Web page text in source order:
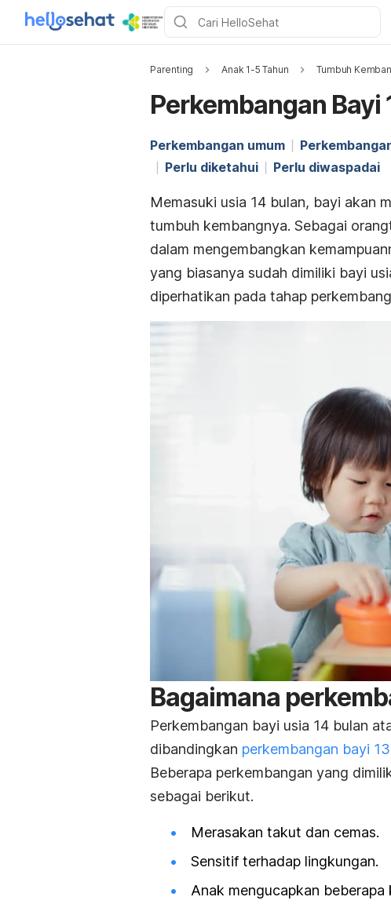
Parenting Anak 1-5 Tahun Tumbuh
Perkembangan Bayi
Perkembangan umum
Perlu diketahui
Perlu diwaspadai
Memasuki usia 14 bulan, bayi akan
tumbuh kembangnya. Sebagai
dalam mengembangkan
yang biasanya sudah dimiliki bayi
diperhatikan pada tahap
Bagaimana
Perkembangan bayi usia 14 bulan
dibandingkan perkembangan bayi
Beberapa perkembangan yang
sebagai berikut.
Merasakan takut dan cemas.
Sensitif terhadap lingkungan.
Anak mengucapkan beberapa